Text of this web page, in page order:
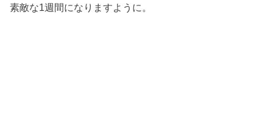
素敵な1週間になりますように。